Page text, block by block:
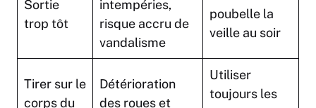
Sortie
trop tôt
intempéries,
risque accru de
vandalisme
poubelle la
veille au soir
Tirer sur le
corps du
Détérioration
des roues et
Utiliser
toujours les